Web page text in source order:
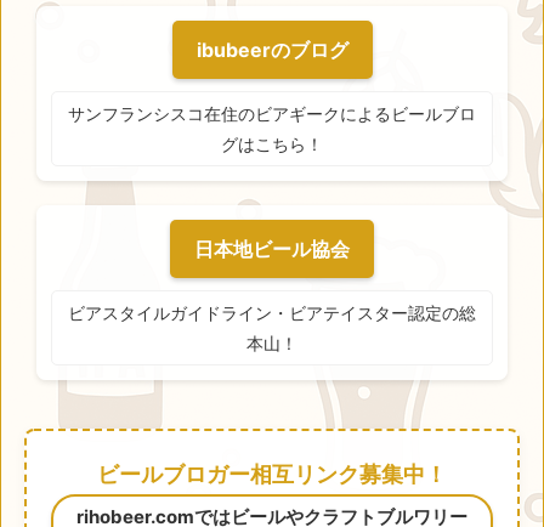
ibubeerのブログ
サンフランシスコ在住のビアギークによるビールブロ
グはこちら！
日本地ビール協会
ビアスタイルガイドライン・ビアテイスター認定の総
本山！
ビールブロガー相互リンク募集中！
rihobeer.comではビールやクラフトブルワリー